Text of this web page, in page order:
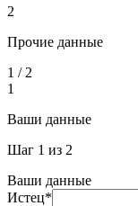
2
Прочие данные
1 / 2
1
Ваши данные
Шаг 1 из 2
Ваши данные
Истец*